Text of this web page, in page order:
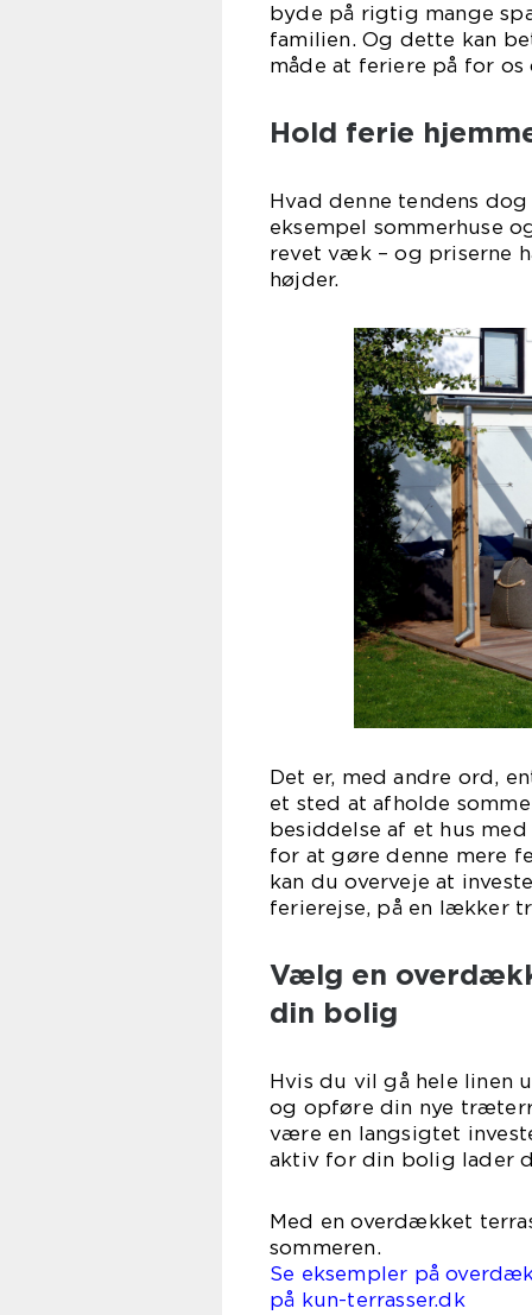
byde på rigtig mange
familien. Og dette kan
måde at feriere på for
Hold ferie
Hvad denne tendens
eksempel sommerhuse
revet væk – og priserne
højder.
Det er, med andre ord,
et sted at afholde
besiddelse af et hus
for at gøre denne mere
kan du overveje at
ferierejse, på en lækker
Vælg en
din bolig
Hvis du vil gå hele linen
og opføre din nye
være en langsigtet
aktiv for din bolig lader
Med en overdækket
sommeren.
Se eksempler på
på kun-terrasser.dk